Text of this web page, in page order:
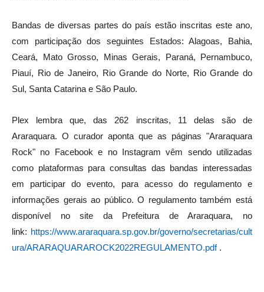
Bandas de diversas partes do país estão inscritas este ano,
com participação dos seguintes Estados: Alagoas, Bahia,
Ceará, Mato Grosso, Minas Gerais, Paraná, Pernambuco,
Piauí, Rio de Janeiro, Rio Grande do Norte, Rio Grande do
Sul, Santa Catarina e São Paulo.
Plex lembra que, das 262 inscritas, 11 delas são de
Araraquara. O curador aponta que as páginas "Araraquara
Rock" no Facebook e no Instagram vêm sendo utilizadas
como plataformas para consultas das bandas interessadas
em participar do evento, para acesso do regulamento e
informações gerais ao público. O regulamento também está
disponível no site da Prefeitura de Araraquara, no
link: https://www.araraquara.sp.gov.br/governo/secretarias/cult
ura/ARARAQUARAROCK2022REGULAMENTO.pdf.